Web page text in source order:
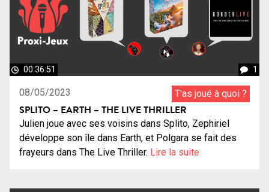
00:36:51 1
08/05/2023 T'as joué à quoi ?
SPLITO – EARTH – THE LIVE THRILLER
Julien joue avec ses voisins dans Splito, Zephiriel
développe son île dans Earth, et Polgara se fait des
frayeurs dans The Live Thriller. Lire la suite